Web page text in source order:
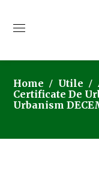
Home Utile
Certificate De
Urbanism